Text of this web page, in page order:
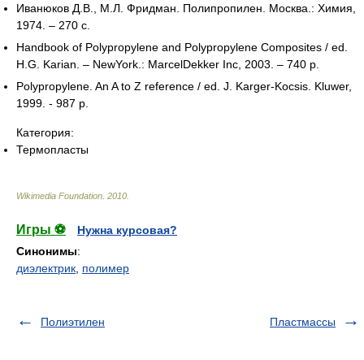
Иванюков Д.В., М.Л. Фридман. Полипропилен. Москва.: Химия,
1974. – 270 с.
Handbook of Polypropylene and Polypropylene Composites / ed.
H.G. Karian. – NewYork.: MarcelDekker Inc, 2003. – 740 p.
Polypropylene. An A to Z reference / ed. J. Karger-Kocsis. Kluwer,
1999. - 987 p.
Категория:
Термопласты
Wikimedia Foundation 2010
Игры ⚽
Нужна курсовая?
Синонимы:
диэлектрик, полимер
Полиэтилен Пластмассы